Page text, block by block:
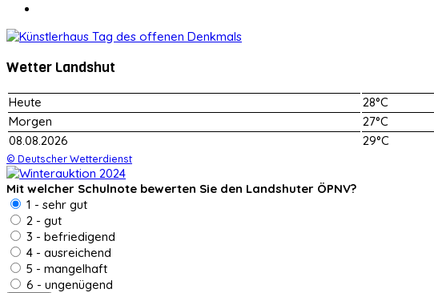
Wetter Landshut
Heute
28°C
Morgen
27°C
08.08.2026
29°C
© Deutscher Wetterdienst
Mit welcher Schulnote bewerten Sie den Landshuter ÖPNV?
1 - sehr gut
2 - gut
3 - befriedigend
4 - ausreichend
5 - mangelhaft
6 - ungenügend